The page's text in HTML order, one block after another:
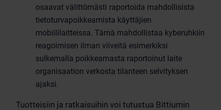
osaavat välittömästi raportoida mahdollisista
tietoturvapoikkeamista käyttäjien
mobiililaitteissa. Tämä mahdollistaa kyberuhkiin
reagoimisen ilman viiveitä esimerkiksi
sulkemalla poikkeamasta raportoinut laite
organisaation verkosta tilanteen selvityksen
ajaksi.
Tuotteisiin ja ratkaisuihin voi tutustua Bittiumin